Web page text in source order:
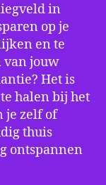
in
op je
en te
van jouw
Het is
halen bij het
je zelf of
thuis
ontspannen